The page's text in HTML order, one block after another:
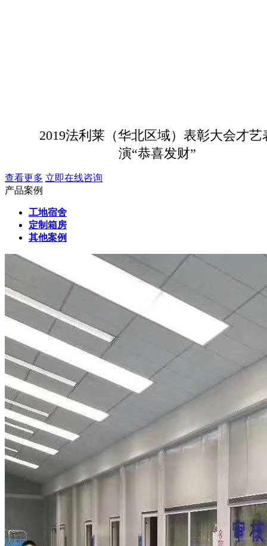
2019法利莱（华北区域）表彰大会才艺
演“恭喜发财”
查看更多 立即在线咨询
产品案例
工地宿舍
定制箱房
其他案例